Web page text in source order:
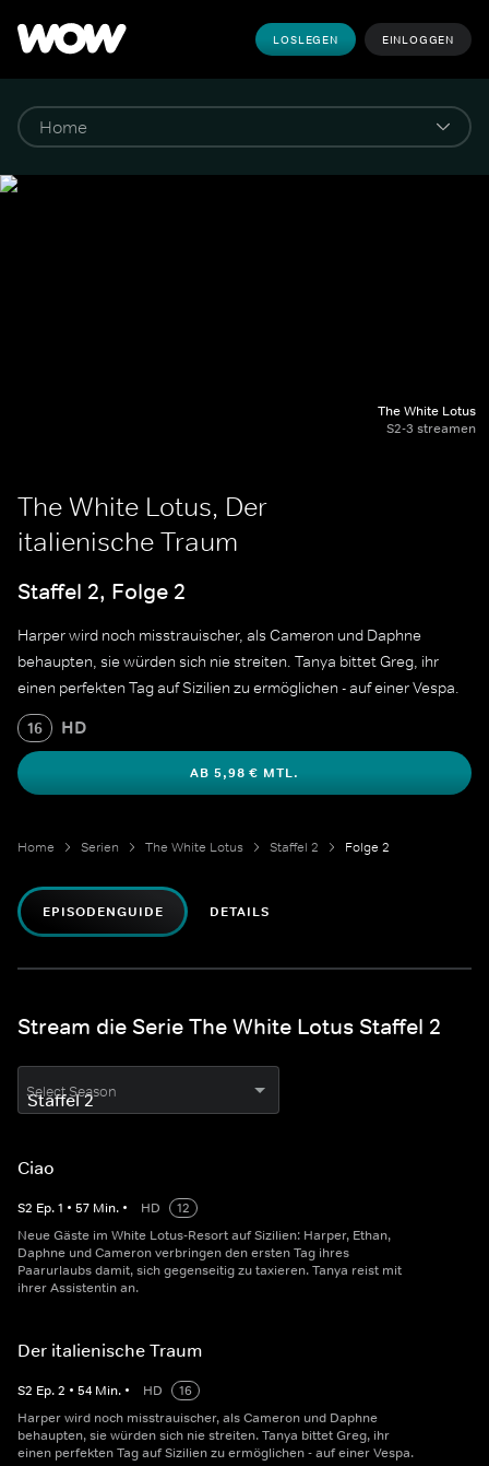
LOSLEGEN EINLOGGEN
The White Lotus
S2-3 streamen
The White Lotus, Der
italienische Traum
Staffel 2, Folge 2
Harper wird noch misstrauischer, als Cameron und Daphne
behaupten, sie würden sich nie streiten. Tanya bittet Greg, ihr
einen perfekten Tag auf Sizilien zu ermöglichen - auf einer Vespa.
16 HD
AB 5,98 € MTL.
Home Serien The White Lotus Staffel 2 Folge 2
EPISODENGUIDE DETAILS
Stream die Serie The White Lotus Staffel 2
Select Season
Ciao
S2 Ep.1 • 57 Min. • HD
12
Neue Gäste im White Lotus-Resort auf Sizilien: Harper, Ethan,
Daphne und Cameron verbringen den ersten Tag ihres
Paarurlaubs damit, sich gegenseitig zu taxieren. Tanya reist mit
ihrer Assistentin an.
Der italienische Traum
S2 Ep.2 • 54 Min. • HD
16
Harper wird noch misstrauischer, als Cameron und Daphne
behaupten, sie würden sich nie streiten. Tanya bittet Greg, ihr
einen perfekten Tag auf Sizilien zu ermöglichen - auf einer Vespa.